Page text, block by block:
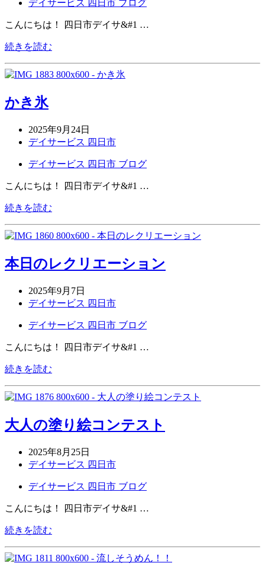
デイサービス 四日市 ブログ
こんにちは！ 四日市デイサ&#1 …
続きを読む
かき氷
2025年9月24日
デイサービス 四日市
デイサービス 四日市 ブログ
こんにちは！ 四日市デイサ&#1 …
続きを読む
本日のレクリエーション
2025年9月7日
デイサービス 四日市
デイサービス 四日市 ブログ
こんにちは！ 四日市デイサ&#1 …
続きを読む
大人の塗り絵コンテスト
2025年8月25日
デイサービス 四日市
デイサービス 四日市 ブログ
こんにちは！ 四日市デイサ&#1 …
続きを読む